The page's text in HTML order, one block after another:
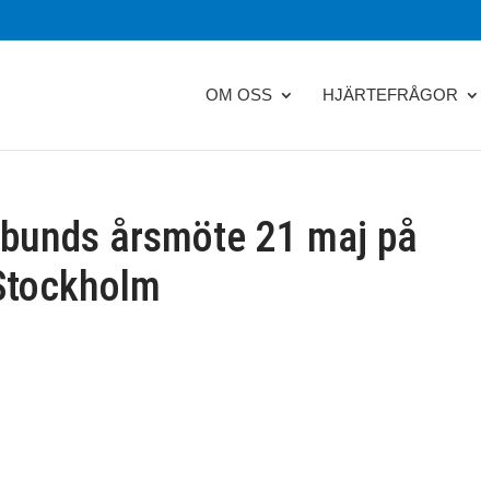
OM OSS HJÄRTEFRÅGOR
årsmöte 21 maj på